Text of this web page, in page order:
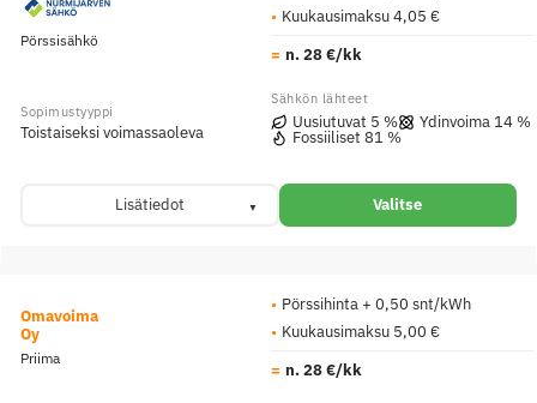
Pörssisähkö
Kuukausimaksu 4,05 €
n. 28 €/kk
Toistaiseksi voimassaoleva
Uusiutuvat 5 % Ydinvoima 14 %
Fossiiliset 81 %
Lisätiedot Valitse
Omavoima
Oy
Priima
Pörssihinta + 0,50 snt/kWh
Kuukausimaksu 5,00 €
n. 28 €/kk